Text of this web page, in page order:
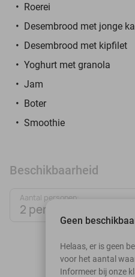
Roerei
Desembrood met jonge
Desembrood met kipfilet
Yoghurt met granola
Jam
Boter
Smoothie
Beschikbaarheid
Aantal personen:
2 personen
Ma
Di Wo
Geen
Helaas, er is geen
voor het aantal
Informeer bij onze